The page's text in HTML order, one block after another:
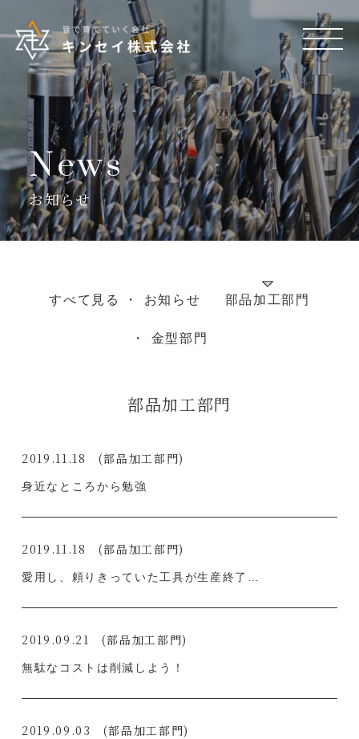
News
お知らせ
すべて見る お知らせ 部品加工部門
金型部門
部品加工部門
2019.11.18 (部品加工部門)
身近なところから勉強
2019.11.18 (部品加工部門)
愛用し、頼りきっていた工具が生産終了…
2019.09.21 (部品加工部門)
無駄なコストは削減しよう！
2019.09.03 (部品加工部門)